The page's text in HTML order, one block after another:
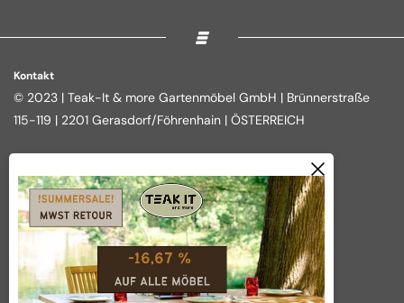
Kontakt
© 2023 | Teak-It & more Gartenmöbel GmbH | Brünnerstraße
115-119 | 2201 Gerasdorf/Föhrenhain | ÖSTERREICH
Impressum
Datenschutz
AGB
Widerrufsbelehrung
Vertrag widerrufen
Loungegruppen
Essgruppen
Outdoor Kitchen
Tische